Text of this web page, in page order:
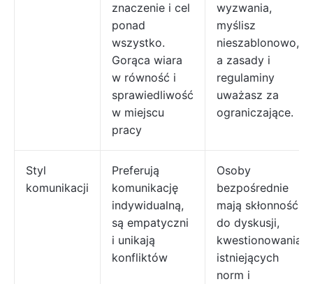
znaczenie i cel
ponad
wszystko.
Gorąca wiara
w równość i
sprawiedliwość
w miejscu
pracy
wyzwania,
myślisz
nieszablonowo,
a zasady i
regulaminy
uważasz za
ograniczające.
Styl
komunikacji
Preferują
komunikację
indywidualną,
są empatyczni
i unikają
konfliktów
Osoby
bezpośrednie
mają skłonność
do dyskusji,
kwestionowania
istniejących
norm i